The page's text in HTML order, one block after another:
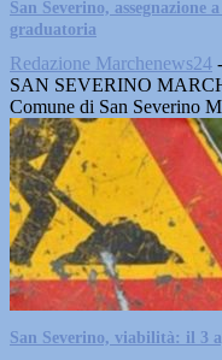
San Severino,
graduatoria
Redazione Marchenews24 -
SAN SEVERINO
Comune di San Severino
San Severino, viabilità: il 3